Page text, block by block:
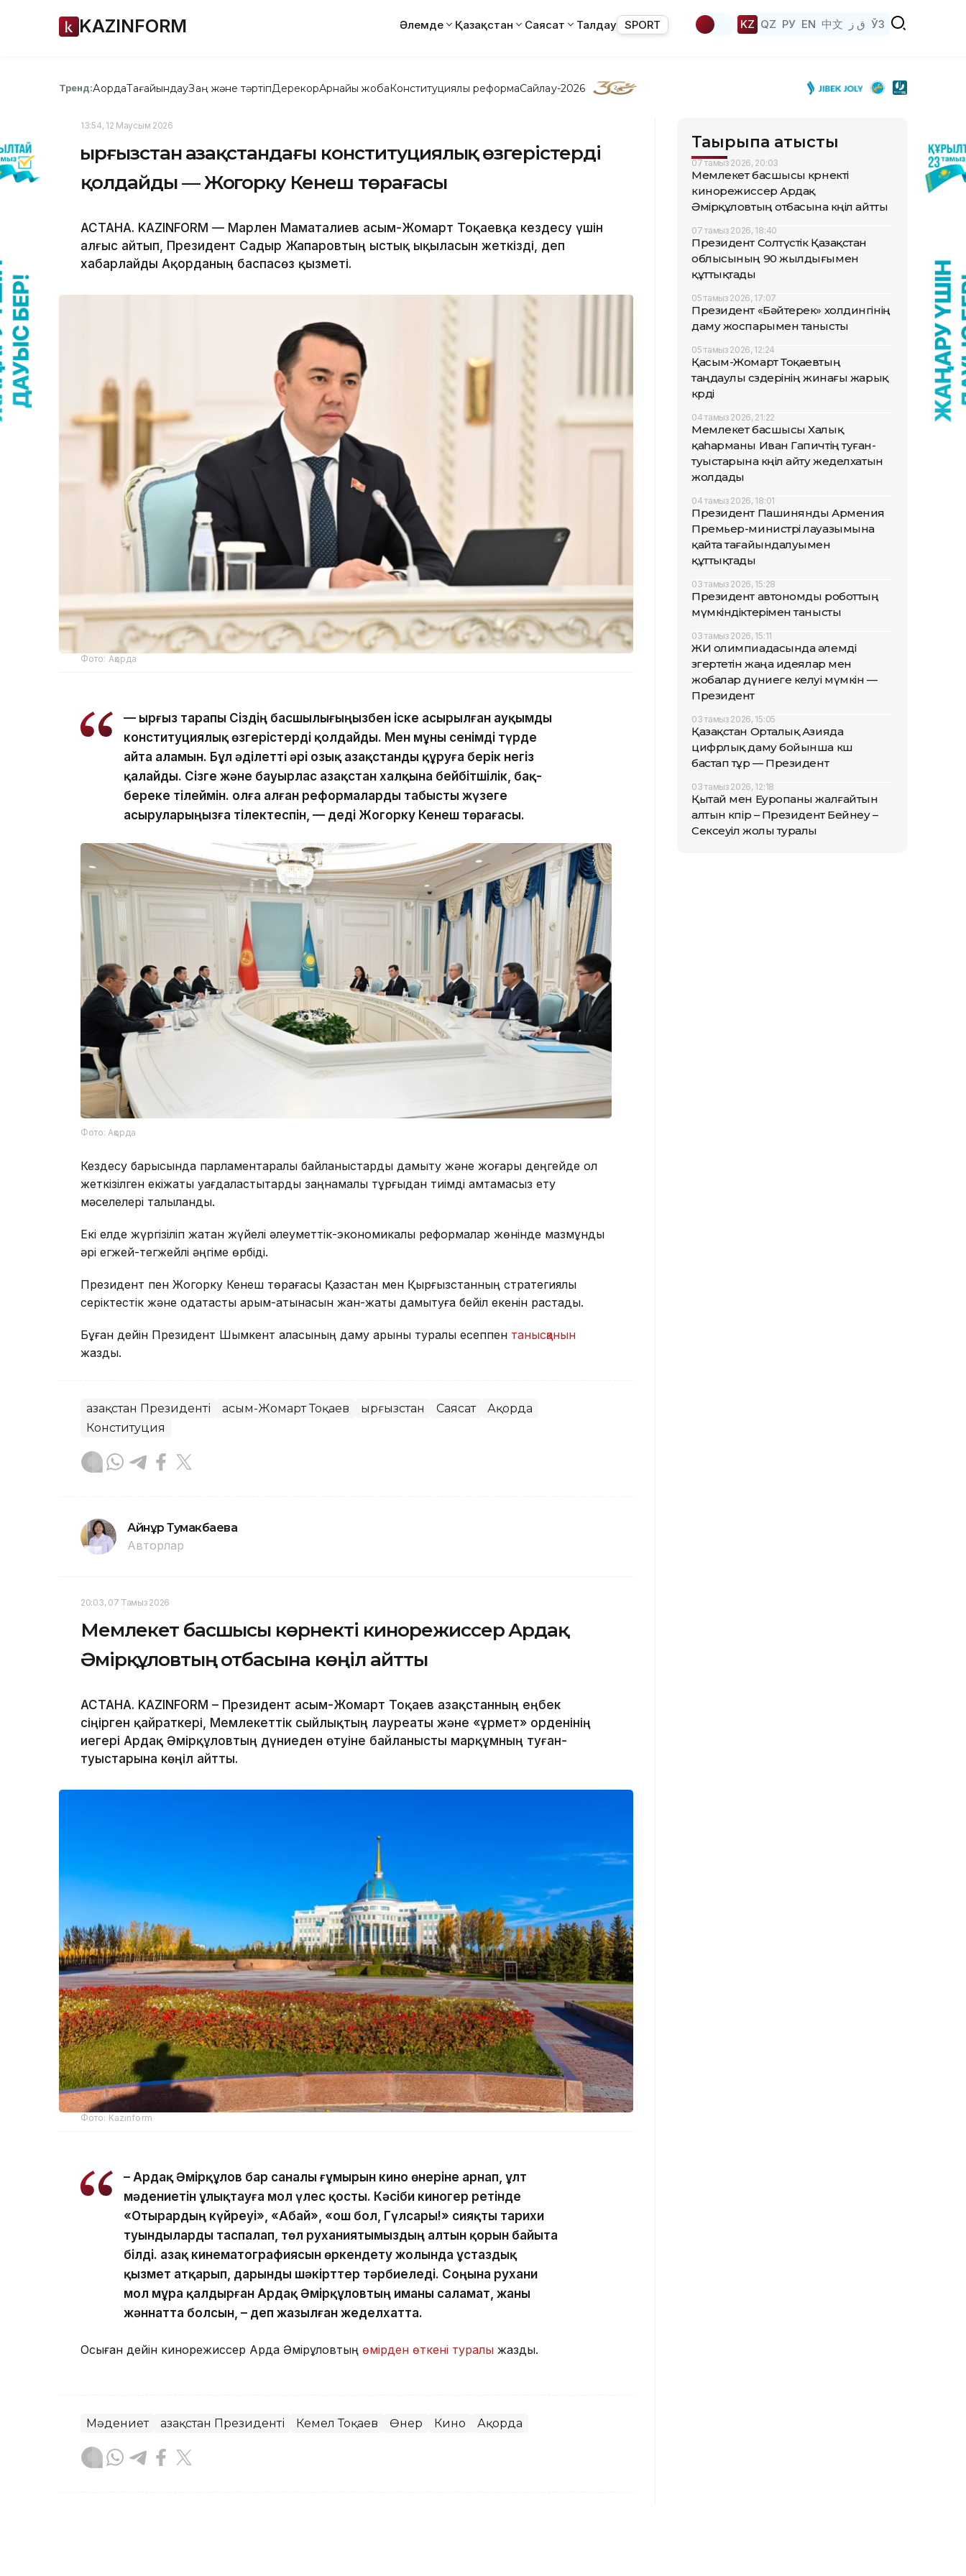
KAZINFORM Әлемде Қазақстан Саясат Талдау SPORT KZ QZ РУ EN 中文 ق ز ЎЗ
Тренд:АқордаТағайындауЗаң және тәртіпДерекқорАрнайы жобаКонституциялық реформаСайлау-2026
13:54, 12 Маусым 2026
Қырғызстан Қазақстандағы конституциялық өзгерістерді
қолдайды — Жогорку Кенеш төрағасы
АСТАНА. KAZINFORM — Марлен Маматалиев Қасым-Жомарт Тоқаевқа кездесу үшін
алғыс айтып, Президент Садыр Жапаровтың ыстық ықыласын жеткізді, деп
хабарлайды Ақорданың баспасөз қызметі.
Фото: Ақорда
— Қырғыз тарапы Сіздің басшылығыңызбен іске асырылған ауқымды
конституциялық өзгерістерді қолдайды. Мен мұны сенімді түрде
айта аламын. Бұл әділетті әрі озық Қазақстанды құруға берік негіз
қалайды. Сізге және бауырлас Қазақстан халқына бейбітшілік, бақ-
береке тілеймін. Қолға алған реформаларды табысты жүзеге
асыруларыңызға тілектеспін, — деді Жогорку Кенеш төрағасы.
Фото: Ақорда
Кездесу барысында парламентаралық байланыстарды дамыту және жоғары деңгейде қол
жеткізілген екіжақты уағдаластықтарды заңнамалық тұрғыдан тиімді қамтамасыз ету
мәселелері талқыланды.
Екі елде жүргізіліп жатқан жүйелі әлеуметтік-экономикалық реформалар жөнінде мазмұнды
әрі егжей-тегжейлі әңгіме өрбіді.
Президент пен Жогорку Кенеш төрағасы Қазақстан мен Қырғызстанның стратегиялық
серіктестік және одақтастық қарым-қатынасын жан-жақты дамытуға бейіл екенін растады.
Бұған дейін Президент Шымкент қаласының даму қарқыны туралы есеппен танысқанын
жаздық.
Қазақстан Президенті Қасым-Жомарт Тоқаев Қырғызстан Саясат
Ақорда
Конституция
Айнұр Тумакбаева
Авторлар
20:03, 07 Тамыз 2026
Мемлекет басшысы көрнекті кинорежиссер Ардақ
Әмірқұловтың отбасына көңіл айтты
АСТАНА. KAZINFORM – Президент Қасым-Жомарт Тоқаев Қазақстанның еңбек
сіңірген қайраткері, Мемлекеттік сыйлықтың лауреаты және «Құрмет» орденінің
иегері Ардақ Әмірқұловтың дүниеден өтуіне байланысты марқұмның туған-
туыстарына көңіл айтты.
Фото: Kazinform
– Ардақ Әмірқұлов бар саналы ғұмырын кино өнеріне арнап, ұлт
мәдениетін ұлықтауға мол үлес қосты. Кәсіби киногер ретінде
«Отырардың күйреуі», «Абай», «Қош бол, Гүлсары!» сияқты тарихи
туындыларды таспалап, төл руханиятымыздың алтын қорын байыта
білді. Қазақ кинематографиясын өркендету жолында ұстаздық
қызмет атқарып, дарынды шәкірттер тәрбиеледі. Соңына рухани
мол мұра қалдырған Ардақ Әмірқұловтың иманы саламат, жаны
жәннатта болсын, – деп жазылған жеделхатта.
Осыған дейін кинорежиссер Ардақ Әмірқұловтың өмірден өткені туралы жаздық.
Мәдениет Қазақстан Президенті Кемел Тоқаев Өнер Кино Ақорда
Тақырыпқа қатысты
07 тамыз 2026, 20:03
Мемлекет басшысы көрнекті
кинорежиссер Ардақ
Әмірқұловтың отбасына көңіл айтты
07 тамыз 2026, 18:40
Президент Солтүстік Қазақстан
облысының 90 жылдығымен
құттықтады
05 тамыз 2026, 17:07
Президент «Бәйтерек» холдингінің
даму жоспарымен танысты
05 тамыз 2026, 12:24
Қасым-Жомарт Тоқаевтың
таңдаулы сөздерінің жинағы жарық
көрді
04 тамыз 2026, 21:22
Мемлекет басшысы Халық
қаһарманы Иван Гапичтің туған-
туыстарына көңіл айту жеделхатын
жолдады
04 тамыз 2026, 18:01
Президент Пашинянды Армения
Премьер-министрі лауазымына
қайта тағайындалуымен
құттықтады
03 тамыз 2026, 15:28
Президент автономды роботтың
мүмкіндіктерімен танысты
03 тамыз 2026, 15:11
ЖИ олимпиадасында әлемді
өзгертетін жаңа идеялар мен
жобалар дүниеге келуі мүмкін —
Президент
03 тамыз 2026, 15:05
Қазақстан Орталық Азияда
цифрлық даму бойынша көш
бастап тұр — Президент
03 тамыз 2026, 12:18
Қытай мен Еуропаны жалғайтын
алтын көпір – Президент Бейнеу –
Сексеуіл жолы туралы